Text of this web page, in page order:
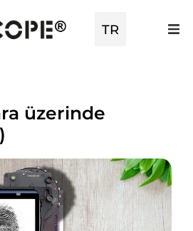
TR
EN
üzerinde